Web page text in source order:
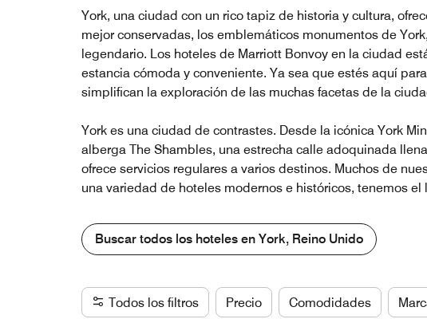
York, una ciudad con un rico tapiz de historia y cultura,
mejor conservadas, los emblemáticos monumentos de
legendario. Los hoteles de Marriott Bonvoy en la ciudad
estancia cómoda y conveniente. Ya sea que estés aquí
simplifican la exploración de las muchas facetas de la
York es una ciudad de contrastes. Desde la icónica York
alberga The Shambles, una estrecha calle adoquinada
ofrece servicios regulares a varios destinos. Muchos de
una variedad de hoteles modernos e históricos, tenemos
Buscar todos los hoteles en York, Reino Unido
Todos los filtros Precio Comodidades